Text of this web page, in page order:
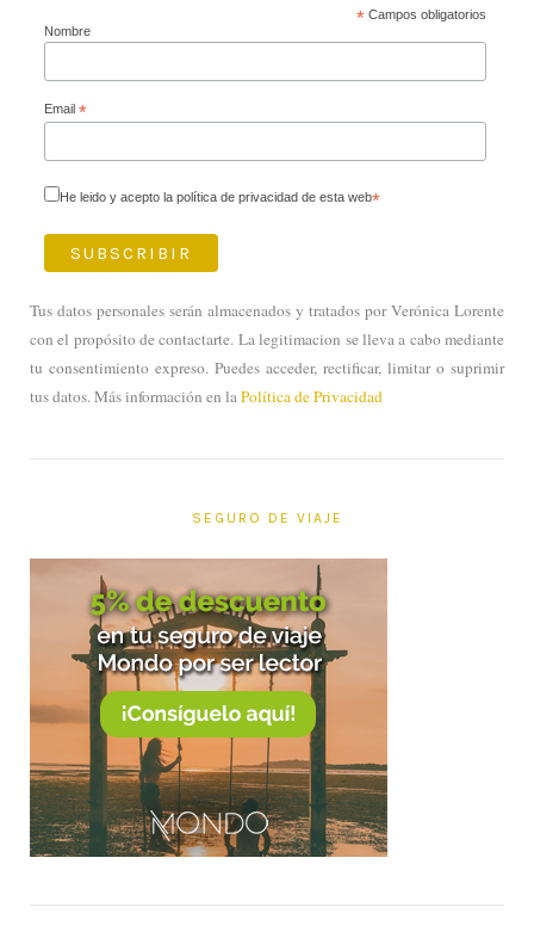
*Campos obligatorios
Nombre
Email *
He leido y acepto la política de privacidad de esta web*
Tus datos personales serán almacenados y tratados por Verónica Lorente
con el propósito de contactarte. La legitimacion se lleva a cabo mediante
tu consentimiento expreso. Puedes acceder, rectificar, limitar o suprimir
tus datos. Más información en laPolítica de Privacidad
SEGURO DE VIAJE